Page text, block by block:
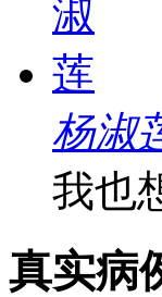
杨淑
我也
真实病